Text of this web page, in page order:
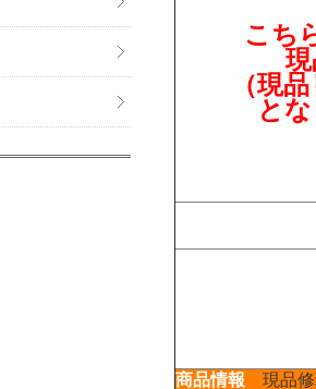
こち
（現
とな
商品情報 現品修